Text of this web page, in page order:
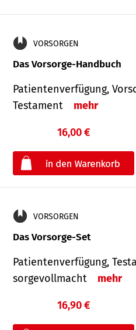
VORSORGEN
Das Vorsorge-Handbuch
Patientenverfügung,
Testament
mehr
16,00 €
VORSORGEN
Das Vorsorge-Set
Patienten­ver­fügung,
sorge­voll­macht
mehr
16,90 €